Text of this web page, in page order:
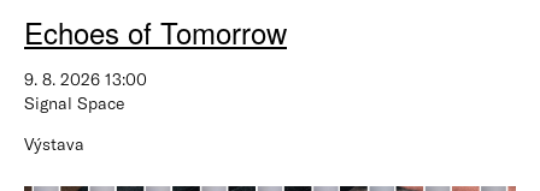
Echoes of Tomorrow
9. 8. 2026 13:00
Signal Space
Výstava